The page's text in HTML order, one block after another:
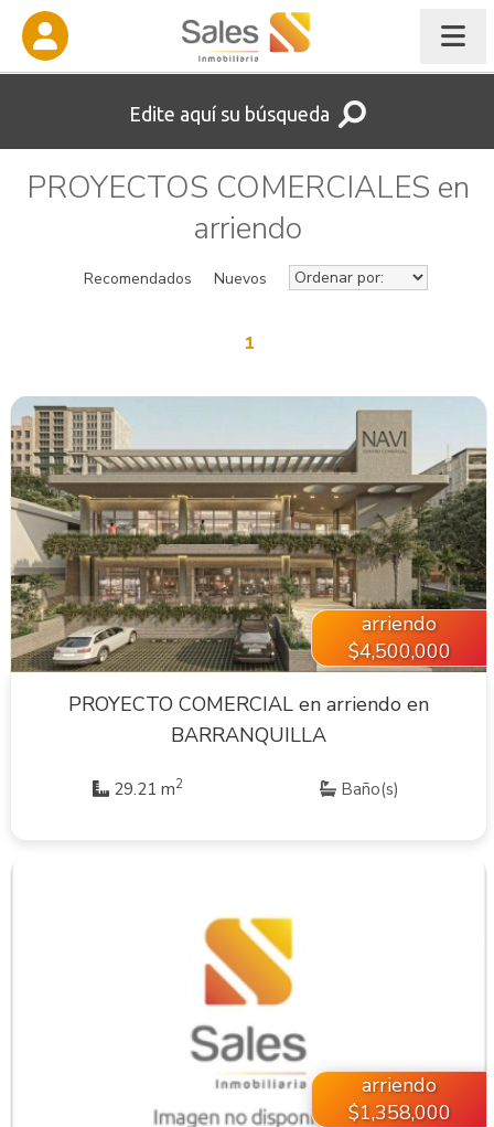
Edite aquí su búsqueda
PROYECTOS COMERCIALES en
arriendo
Recomendados Nuevos
1
VER INMUEBLE
arriendo
$4,500,000
PROYECTO COMERCIAL en arriendo en
BARRANQUILLA
29.21 m2 Baño(s)
VER INMUEBLE
arriendo
$1,358,000